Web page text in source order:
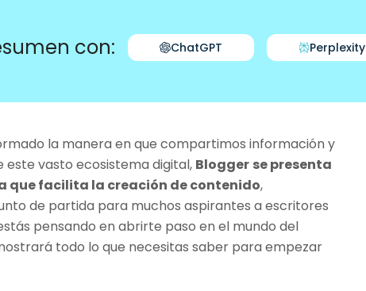
con: ChatGPT Perplexity
la manera en que compartimos información y
este vasto ecosistema digital, Blogger se presenta
que facilita la creación de contenido,
de partida para muchos aspirantes a escritores
pensando en abrirte paso en el mundo del
todo lo que necesitas saber para empezar